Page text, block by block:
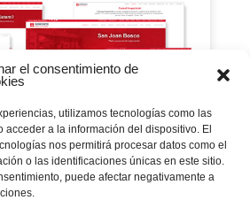
el consentimiento de
utilizamos tecnologías como las
acceder a la información del dispositivo. El
nos permitirá procesar datos como el
o las identificaciones únicas en este sitio.
puede afectar negativamente a
de la pàgina